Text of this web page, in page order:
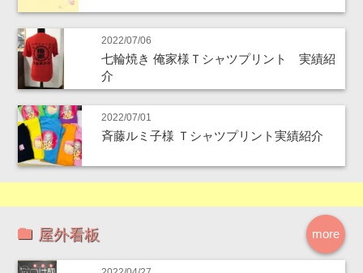
2022/07/06
七輪焼き 俺家様Ｔシャツプリント 実績紹
介
2022/07/01
斉藤ルミ子様 Ｔシャツプリント実績紹介
more
屋外看板